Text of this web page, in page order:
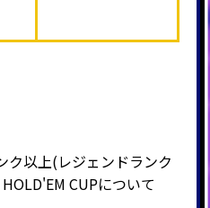
以上(レジェンドランク
CUPについて